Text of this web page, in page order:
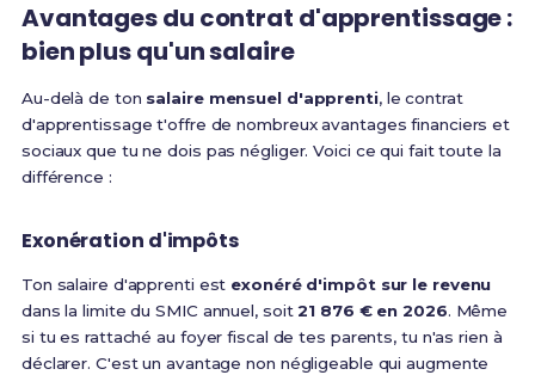
Avantages du contrat d'apprentissage :
bien plus qu'un salaire
Au-delà de ton salaire mensuel d'apprenti, le contrat
d'apprentissage t'offre de nombreux avantages financiers et
sociaux que tu ne dois pas négliger. Voici ce qui fait toute la
différence :
Exonération d'impôts
Ton salaire d'apprenti est exonéré d'impôt sur le revenu
dans la limite du SMIC annuel, soit21 876 € en 2026. Même
si tu es rattaché au foyer fiscal de tes parents, tu n'as rien à
déclarer. C'est un avantage non négligeable qui augmente